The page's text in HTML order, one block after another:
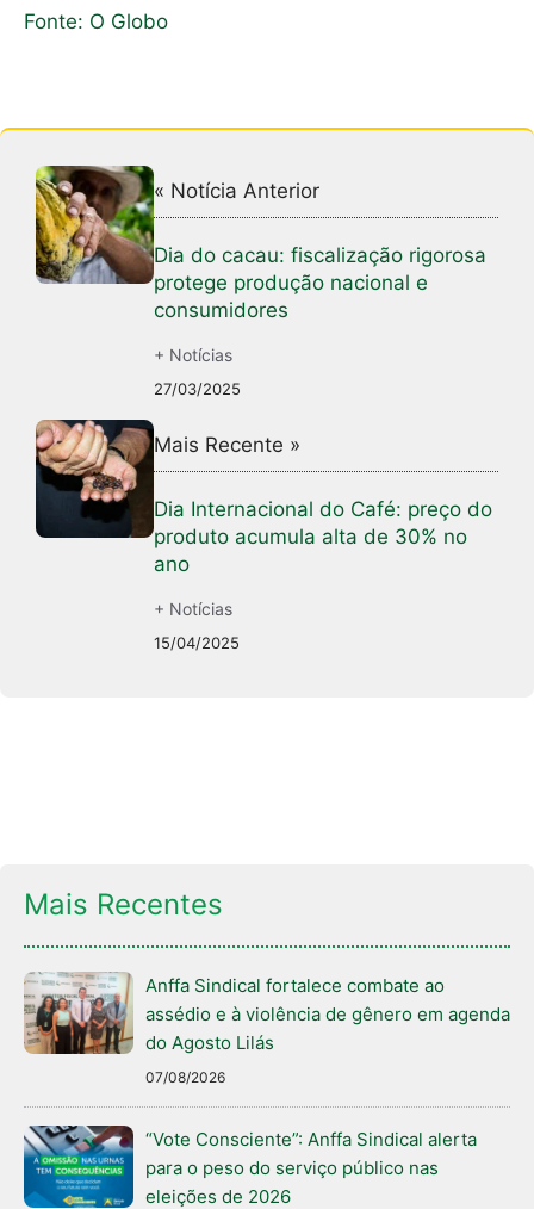
Fonte: O Globo
« Notícia Anterior
Dia do cacau: fiscalização rigorosa
protege produção nacional e
consumidores
+ Notícias
27/03/2025
Mais Recente »
Dia Internacional do Café: preço do
produto acumula alta de 30% no
ano
+ Notícias
15/04/2025
Mais Recentes
Anffa Sindical fortalece combate ao
assédio e à violência de gênero em agenda
do Agosto Lilás
07/08/2026
“Vote Consciente”: Anffa Sindical alerta
para o peso do serviço público nas
eleições de 2026